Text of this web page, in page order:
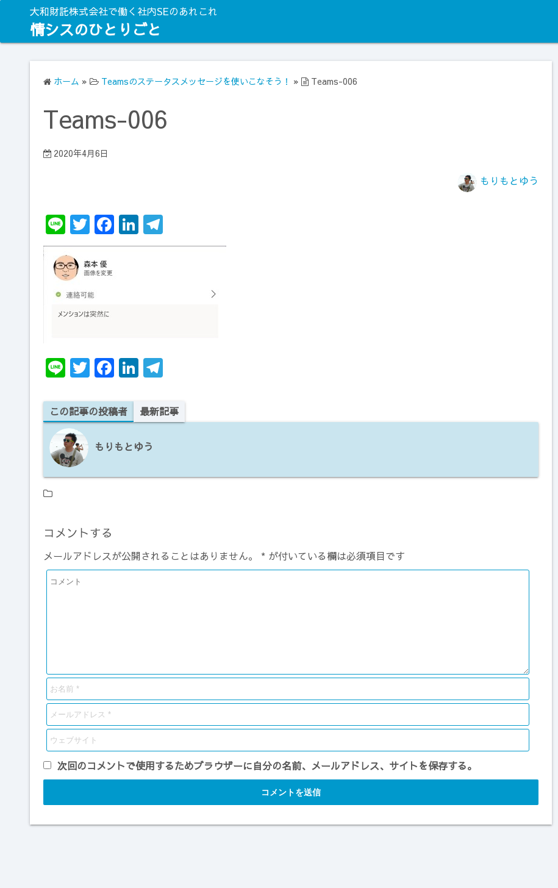
テ
大和財託株式会社で働く社内SEのあれこれ
情シスのひとりごと
ホーム » Teamsのステータスメッセージを使いこなそう！ » Teams-006
Teams-006
2020年4月6日
もりもとゆう
Li
n
e
T
w
it
te
r
F
a
k
Li
n el
Li
n
e
T
w
it
te
r
F
a
c
e
b
o
Li
n
k
e
dI
e
gr
この記事の投稿者 最新記事
もりもとゆう
コメントする
メールアドレスが公開されることはありません。 * が付いている欄は必須項目です
次回のコメントで使用するためブラウザーに自分の名前、メールアドレス、サイトを保存する。